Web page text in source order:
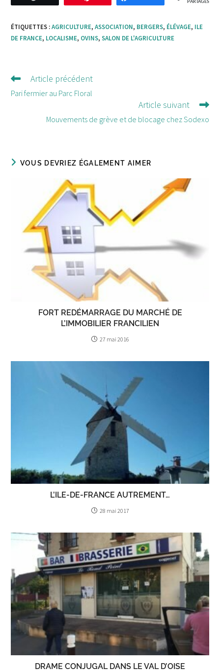
PARTAGES
ÉTIQUETTES : AGRICULTURE, ASSOCIATION, BERGERS, ÉLÉVAGE, ILE
DE FRANCE, LOCALISME, OVINS, SALON DE L'AGRICULTURE
Lire
d'autres
Article précédent
Pari fermier au Parc Floral
Article suivant
Mouvements de grève et de blocage chez Sodexo
VOUS DEVRIEZ ÉGALEMENT AIMER
FORT REDÉMARRAGE DU MARCHÉ DE
L’IMMOBILIER FRANCILIEN
27 mai 2016
L’ILE-DE-FRANCE AUTREMENT…
28 mai 2017
DRAME CONJUGAL DANS LE VAL D’OISE